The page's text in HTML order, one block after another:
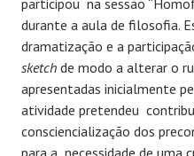
participou na sessão
durante a aula de filosofia.
dramatização e a
sketch de modo a alterar o
apresentadas inicialmente
atividade pretendeu
consciencialização dos